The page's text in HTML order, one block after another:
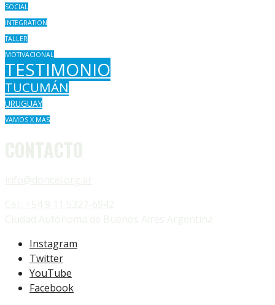
SOCIAL
INTEGRATION
TALLER
MOTIVACIONAL
TESTIMONIO
TUCUMÁN
URUGUAY
VAMOS X MAS
Instagram
Twitter
YouTube
Facebook